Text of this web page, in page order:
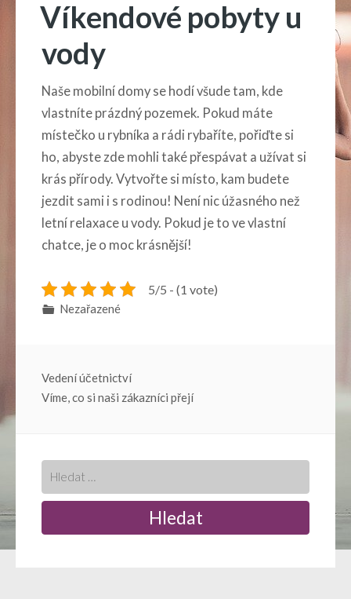
Víkendové pobyty u
vody
Naše mobilní domy se hodí všude tam, kde
vlastníte prázdný pozemek. Pokud máte
místečko u rybníka a rádi rybaříte, pořiďte si
ho, abyste zde mohli také přespávat a užívat si
krás přírody. Vytvořte si místo, kam budete
jezdit sami i s rodinou! Není nic úžasného než
letní relaxace u vody. Pokud je to ve vlastní
chatce, je o moc krásnější!
5/5 - (1 vote)
Nezařazené
Navigace
příspěvek
Vedení účetnictví
Víme, co si naši zákazníci přejí